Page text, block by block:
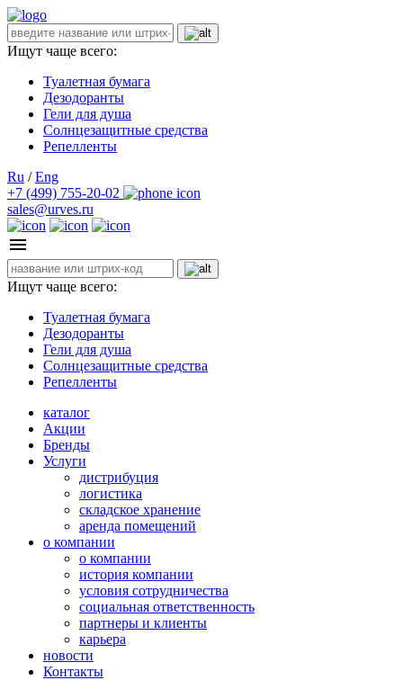
Ищут чаще всего:
Туалетная бумага
Дезодоранты
Гели для душа
Солнцезащитные средства
Репелленты
Ru / Eng
+7 (499) 755-20-02
sales@urves.ru
Ищут чаще всего:
Туалетная бумага
Дезодоранты
Гели для душа
Солнцезащитные средства
Репелленты
каталог
Акции
Бренды
Услуги
дистрибуция
логистика
складское хранение
аренда помещений
о компании
о компании
история компании
условия сотрудничества
социальная ответственность
партнеры и клиенты
карьера
новости
Контакты